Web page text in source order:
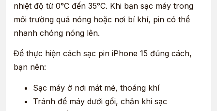
nhiệt độ từ 0°C đến 35°C. Khi bạn sạc máy trong
môi trường quá nóng hoặc nơi bí khí, pin có thể
nhanh chóng nóng lên.
Để thực hiện cách sạc pin iPhone 15 đúng cách,
bạn nên:
Sạc máy ở nơi mát mẻ, thoáng khí
Tránh để máy dưới gối, chăn khi sạc